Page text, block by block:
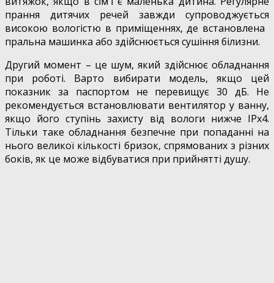
прання дитячих речей завжди супроводжується
високою вологістю в приміщеннях, де встановлена ​​
пральна машинка або здійснюється сушіння білизни.
Другий момент – це шум, який здійснює обладнання
при роботі. Варто вибирати модель, якщо цей
показник за паспортом не перевищує 30 дБ. Не
рекомендується встановлювати вентилятор у ванну,
якщо його ступінь захисту від вологи нижче IPx4.
Тільки таке обладнання безпечне при попаданні на
нього великої кількості бризок, спрямованих з різних
боків, як це може відбуватися при прийнятті душу.